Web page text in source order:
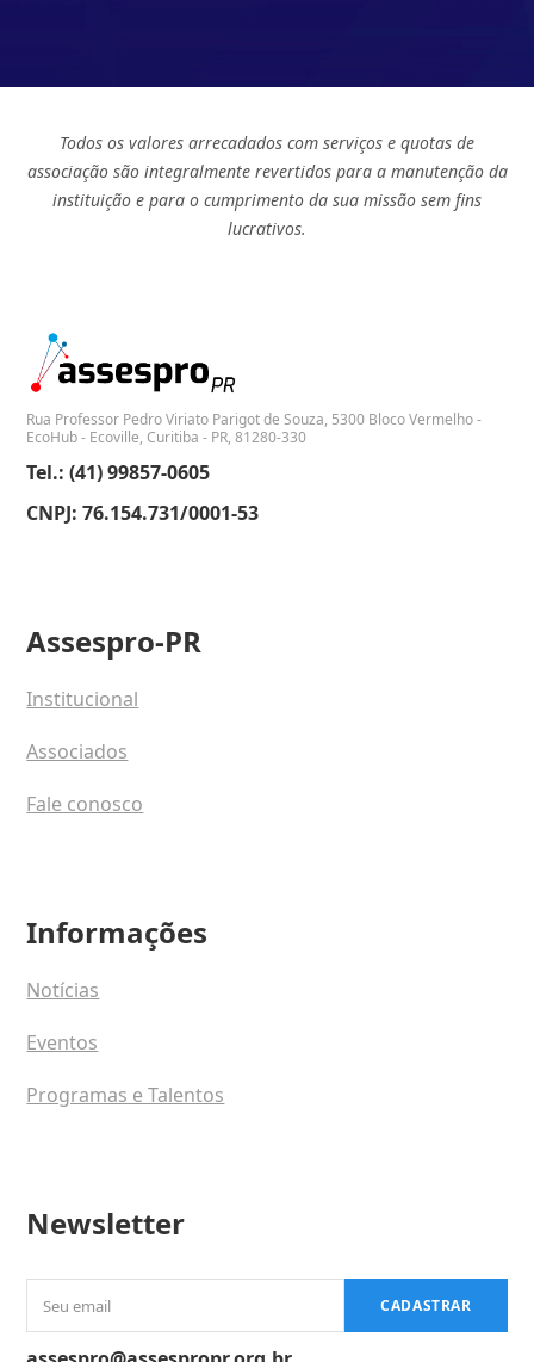
Todos os valores arrecadados com serviços e quotas de
associação são integralmente revertidos para a manutenção da
instituição e para o cumprimento da sua missão sem fins
lucrativos.
Rua Professor Pedro Viriato Parigot de Souza, 5300 Bloco Vermelho -
EcoHub - Ecoville, Curitiba - PR, 81280-330
Tel.: (41) 99857-0605
CNPJ: 76.154.731/0001-53
Assespro-PR
Institucional
Associados
Fale conosco
Informações
Notícias
Eventos
Programas e Talentos
Newsletter
email
CADASTRAR